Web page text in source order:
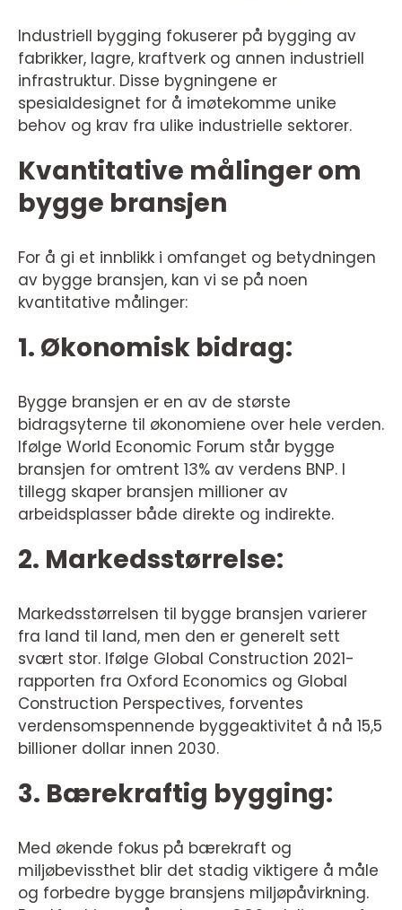
Industriell bygging fokuserer på bygging av
fabrikker, lagre, kraftverk og annen industriell
infrastruktur. Disse bygningene er
spesialdesignet for å imøtekomme unike
behov og krav fra ulike industrielle sektorer.
Kvantitative målinger om
bygge bransjen
For å gi et innblikk i omfanget og betydningen
av bygge bransjen, kan vi se på noen
kvantitative målinger:
1. Økonomisk bidrag:
Bygge bransjen er en av de største
bidragsyterne til økonomiene over hele verden.
Ifølge World Economic Forum står bygge
bransjen for omtrent 13% av verdens BNP. I
tillegg skaper bransjen millioner av
arbeidsplasser både direkte og indirekte.
2. Markedsstørrelse:
Markedsstørrelsen til bygge bransjen varierer
fra land til land, men den er generelt sett
svært stor. Ifølge Global Construction 2021-
rapporten fra Oxford Economics og Global
Construction Perspectives, forventes
verdensomspennende byggeaktivitet å nå 15,5
billioner dollar innen 2030.
3. Bærekraftig bygging:
Med økende fokus på bærekraft og
miljøbevissthet blir det stadig viktigere å måle
og forbedre bygge bransjens miljøpåvirkning.